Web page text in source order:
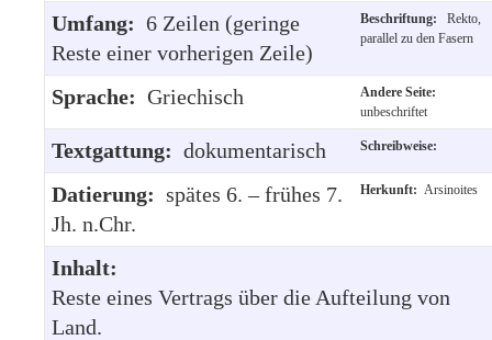
Umfang: 6 Zeilen (geringe
Reste einer vorherigen Zeile)
Beschriftung:
Rekto,
parallel zu den Fasern
Sprache: Griechisch
Andere Seite:
unbeschriftet
Textgattung: dokumentarisch Schreibweise:
Datierung: spätes 6. – frühes 7.
Jh. n.Chr.
Herkunft: Arsinoites
Inhalt:
Reste eines Vertrags über die Aufteilung von
Land.